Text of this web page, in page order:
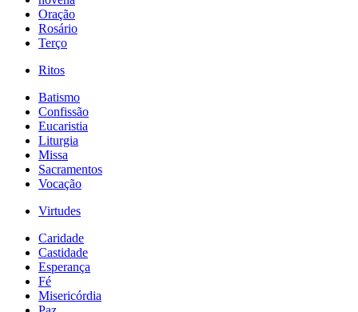
Oração
Rosário
Terço
Ritos
Batismo
Confissão
Eucaristia
Liturgia
Missa
Sacramentos
Vocação
Virtudes
Caridade
Castidade
Esperança
Fé
Misericórdia